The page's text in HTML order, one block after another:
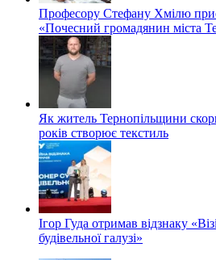
Професору Стефану Хмілю
«Почесний громадянин міста
Як житель Тернопільщини
років створює текстиль
Ігор Гуда отримав відзнаку
будівельної галузі»